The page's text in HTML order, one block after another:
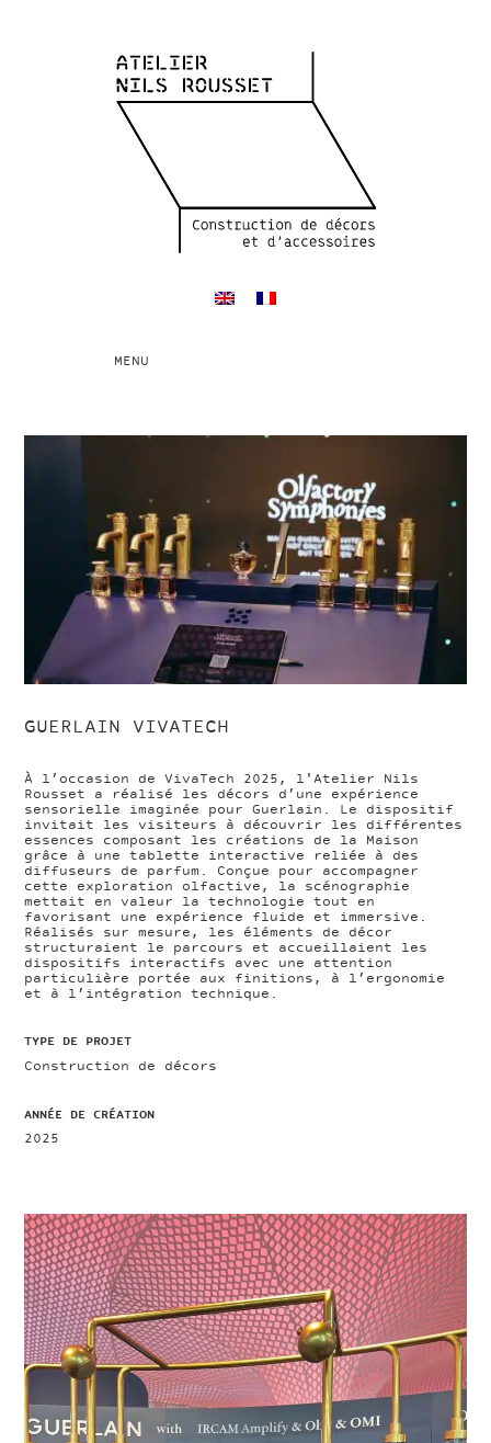
Toggle
MENU
GUERLAIN VIVATECH
À l’occasion de VivaTech 2025, l'Atelier Nils
Rousset a réalisé les décors d’une expérience
sensorielle imaginée pour Guerlain. Le dispositif
invitait les visiteurs à découvrir les différentes
essences composant les créations de la Maison
grâce à une tablette interactive reliée à des
diffuseurs de parfum. Conçue pour accompagner
cette exploration olfactive, la scénographie
mettait en valeur la technologie tout en
favorisant une expérience fluide et immersive.
Réalisés sur mesure, les éléments de décor
structuraient le parcours et accueillaient les
dispositifs interactifs avec une attention
particulière portée aux finitions, à l’ergonomie
et à l’intégration technique.
TYPE DE PROJET
Construction de décors
ANNÉE DE CRÉATION
2025